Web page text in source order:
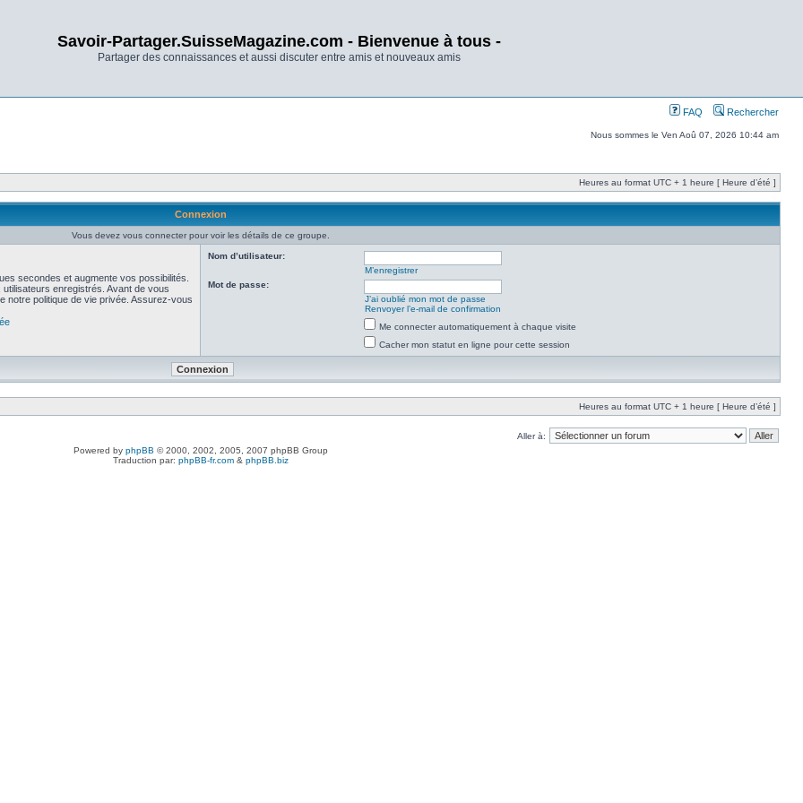
Savoir-Partager.SuisseMagazine.com - Bienvenue à tous -
Partager des connaissances et aussi discuter entre amis et nouveaux amis
FAQ Rechercher
Nous sommes le Ven Aoû 07, 2026 10:44 am
Heures au format UTC + 1 heure [ Heure d’été ]
Connexion
Vous devez vous connecter pour voir les détails de ce groupe.
secondes et augmente vos possibilités.
enregistrés. Avant de vous
notre politique de vie privée. Assurez-vous
Nom d’utilisateur:
M’enregistrer
Mot de passe:
J’ai oublié mon mot de passe
Renvoyer l’e-mail de confirmation
Me connecter automatiquement à chaque visite
Cacher mon statut en ligne pour cette session
Heures au format UTC + 1 heure [ Heure d’été ]
Aller à:
Powered by phpBB © 2000, 2002, 2005, 2007 phpBB Group
Traduction par: phpBB-fr.com & phpBB.biz